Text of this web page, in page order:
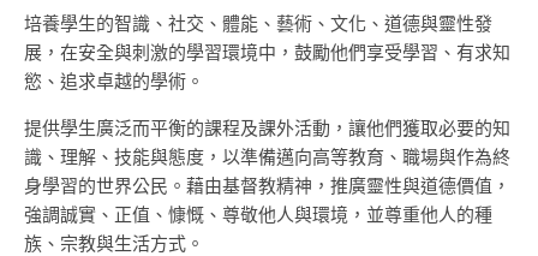
培養學生的智識、社交、體能、藝術、文化、道德與靈性發
展，在安全與刺激的學習環境中，鼓勵他們享受學習、有求知
慾、追求卓越的學術。
提供學生廣泛而平衡的課程及課外活動，讓他們獲取必要的知
識、理解、技能與態度，以準備邁向高等教育、職場與作為終
身學習的世界公民。藉由基督教精神，推廣靈性與道德價值，
強調誠實、正值、慷慨、尊敬他人與環境，並尊重他人的種
族、宗教與生活方式。